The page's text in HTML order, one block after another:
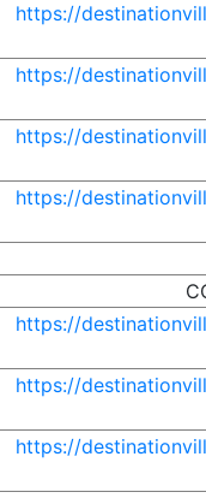
https://
https://
https://
https://
https://
https://
https://